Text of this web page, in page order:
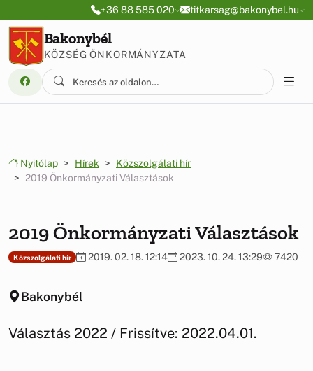
Ugrás a menüre
Ugrás a tartalomra+36 88 585 020 titkarsag@bakonybel.hu
Bakonybél
KÖZSÉG ÖNKORMÁNYZATA
Nyitólap Hírek
Közszolgálati hír
2019 Önkormányzati Választások
2019 Önkormányzati Választások
Közszolgálati hír 2019. 02. 18. 12:14 2023. 10. 24. 13:29 7420
Bakonybél
Választás 2022 / Frissítve: 2022.04.01.